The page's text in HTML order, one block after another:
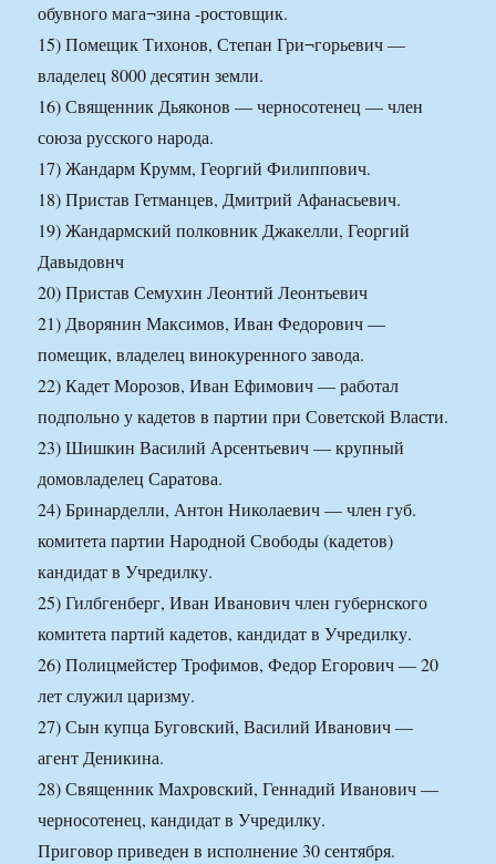
обувного мага¬зина -ростовщик.
15) Помещик Тихонов, Степан Гри¬горьевич —
владелец 8000 десятин земли.
16) Священник Дьяконов — черносотенец — член
союза русского народа.
17) Жандарм Крумм, Георгий Филиппович.
18) Пристав Гетманцев, Дмитрий Афанасьевич.
19) Жандармский полковник Джакелли, Георгий
Давыдовнч
20) Пристав Семухин Леонтий Леонтьевич
21) Дворянин Максимов, Иван Федорович —
помещик, владелец винокуренного завода.
22) Кадет Морозов, Иван Ефимович — работал
подпольно у кадетов в партии при Советской Власти.
23) Шишкин Василий Арсентьевич — крупный
домовладелец Саратова.
24) Бринарделли, Антон Николаевич — член губ.
комитета партии Народной Свободы (кадетов)
кандидат в Учредилку.
25) Гилбгенберг, Иван Иванович член губернского
комитета партий кадетов, кандидат в Учредилку.
26) Полицмейстер Трофимов, Федор Егорович — 20
лет служил царизму.
27) Сын купца Буговский, Василий Иванович —
агент Деникина.
28) Священник Махровский, Геннадий Иванович —
черносотенец, кандидат в Учредилку.
Приговор приведен в исполнение 30 сентября.